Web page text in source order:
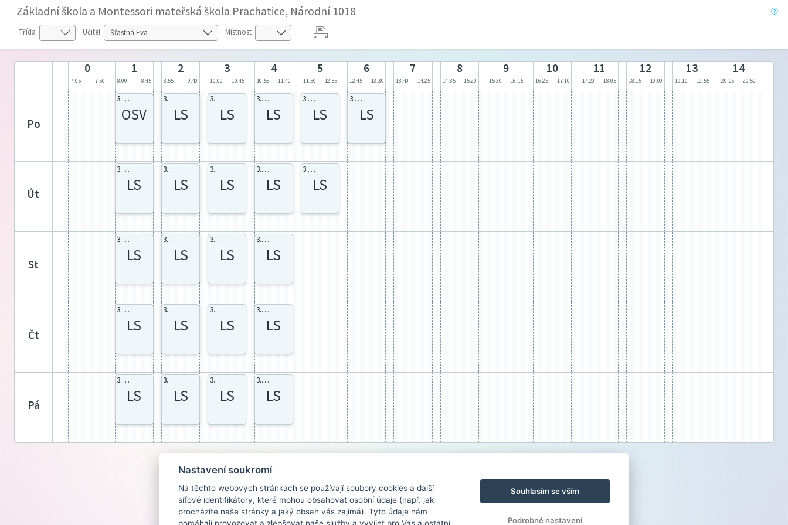
Základní škola a Montessori mateřská škola Prachatice, Národní 1018
Třída Učitel Místnost
0
7:05 7:50
1
8:00 8:45
2
8:55 9:40
3
10:00 10:45
4
10:55 11:40
5
11:50 12:35
6
12:45 13:30
7
13:40 14:25
8
14:35 15:20
9
15:30 16:15
10
16:25 17:10
11
17:20 18:05
12
18:15 19:00
13
19:10 19:55
14
20:05 20:50
po
3.M celá
OSV
3.M celá
LS
3.M celá
LS
3.M celá
LS
3.M celá
LS
3.M celá
LS
út
3.M celá
LS
3.M C336
LS
3.M LS12
LS
3.M celá
LS
3.M M23
LS
st
3.M celá
LS
3.M celá
LS
3.M celá
LS
3.M celá
LS
čt
3.M celá
LS
3.M celá
LS
3.M celá
LS
3.M C335
LS
pá
3.M celá
LS
3.M celá
LS
3.M celá
LS
3.M celá
LS
Nastavení soukromí
Na těchto webových stránkách se používají soubory cookies a další
síťové identifikátory, které mohou obsahovat osobní údaje (např. jak
procházíte naše stránky a jaký obsah vás zajímá). Tyto údaje nám
Souhlasím se vším
Podrobné nastavení